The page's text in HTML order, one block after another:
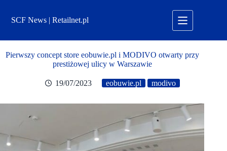
treściSCF News | Retailnet.pl
Pierwszy concept store eobuwie.pl i MODIVO otwarty przy
prestiżowej ulicy w Warszawie
19/07/2023 eobuwie.pl modivo